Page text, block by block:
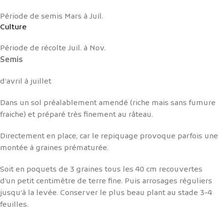
Période de semis Mars à Juil.
Culture
Période de récolte Juil. à Nov.
Semis
d’avril à juillet
Dans un sol préalablement amendé (riche mais sans fumure
fraiche) et préparé très finement au râteau.
Directement en place, car le repiquage provoque parfois une
montée à graines prématurée.
Soit en poquets de 3 graines tous les 40 cm recouvertes
d’un petit centimètre de terre fine. Puis arrosages réguliers
jusqu’à la levée. Conserver le plus beau plant au stade 3-4
feuilles.